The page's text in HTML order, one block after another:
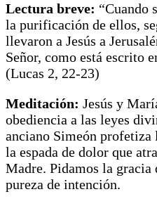
Lectura breve: “Cuando
la purificación de ellos,
llevaron a Jesús a
Señor, como está escrito
(Lucas 2, 22-23)
Meditación: Jesús y
obediencia a las leyes
anciano Simeón profetiza
la espada de dolor que
Madre. Pidamos la gracia
pureza de intención.